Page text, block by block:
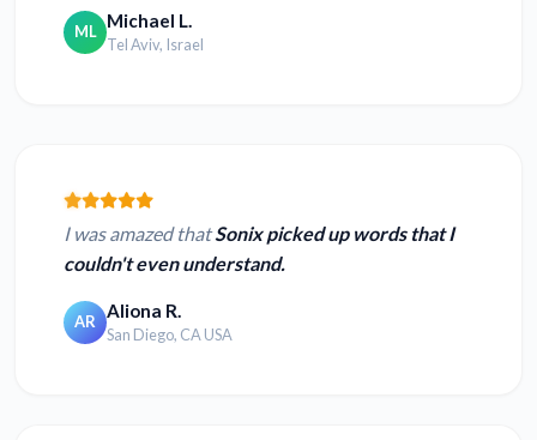
ML Michael L.
Tel Aviv, Israel
I was amazed thatSonix picked up words that I
couldn't even understand.
AR Aliona R.
San Diego, CA USA